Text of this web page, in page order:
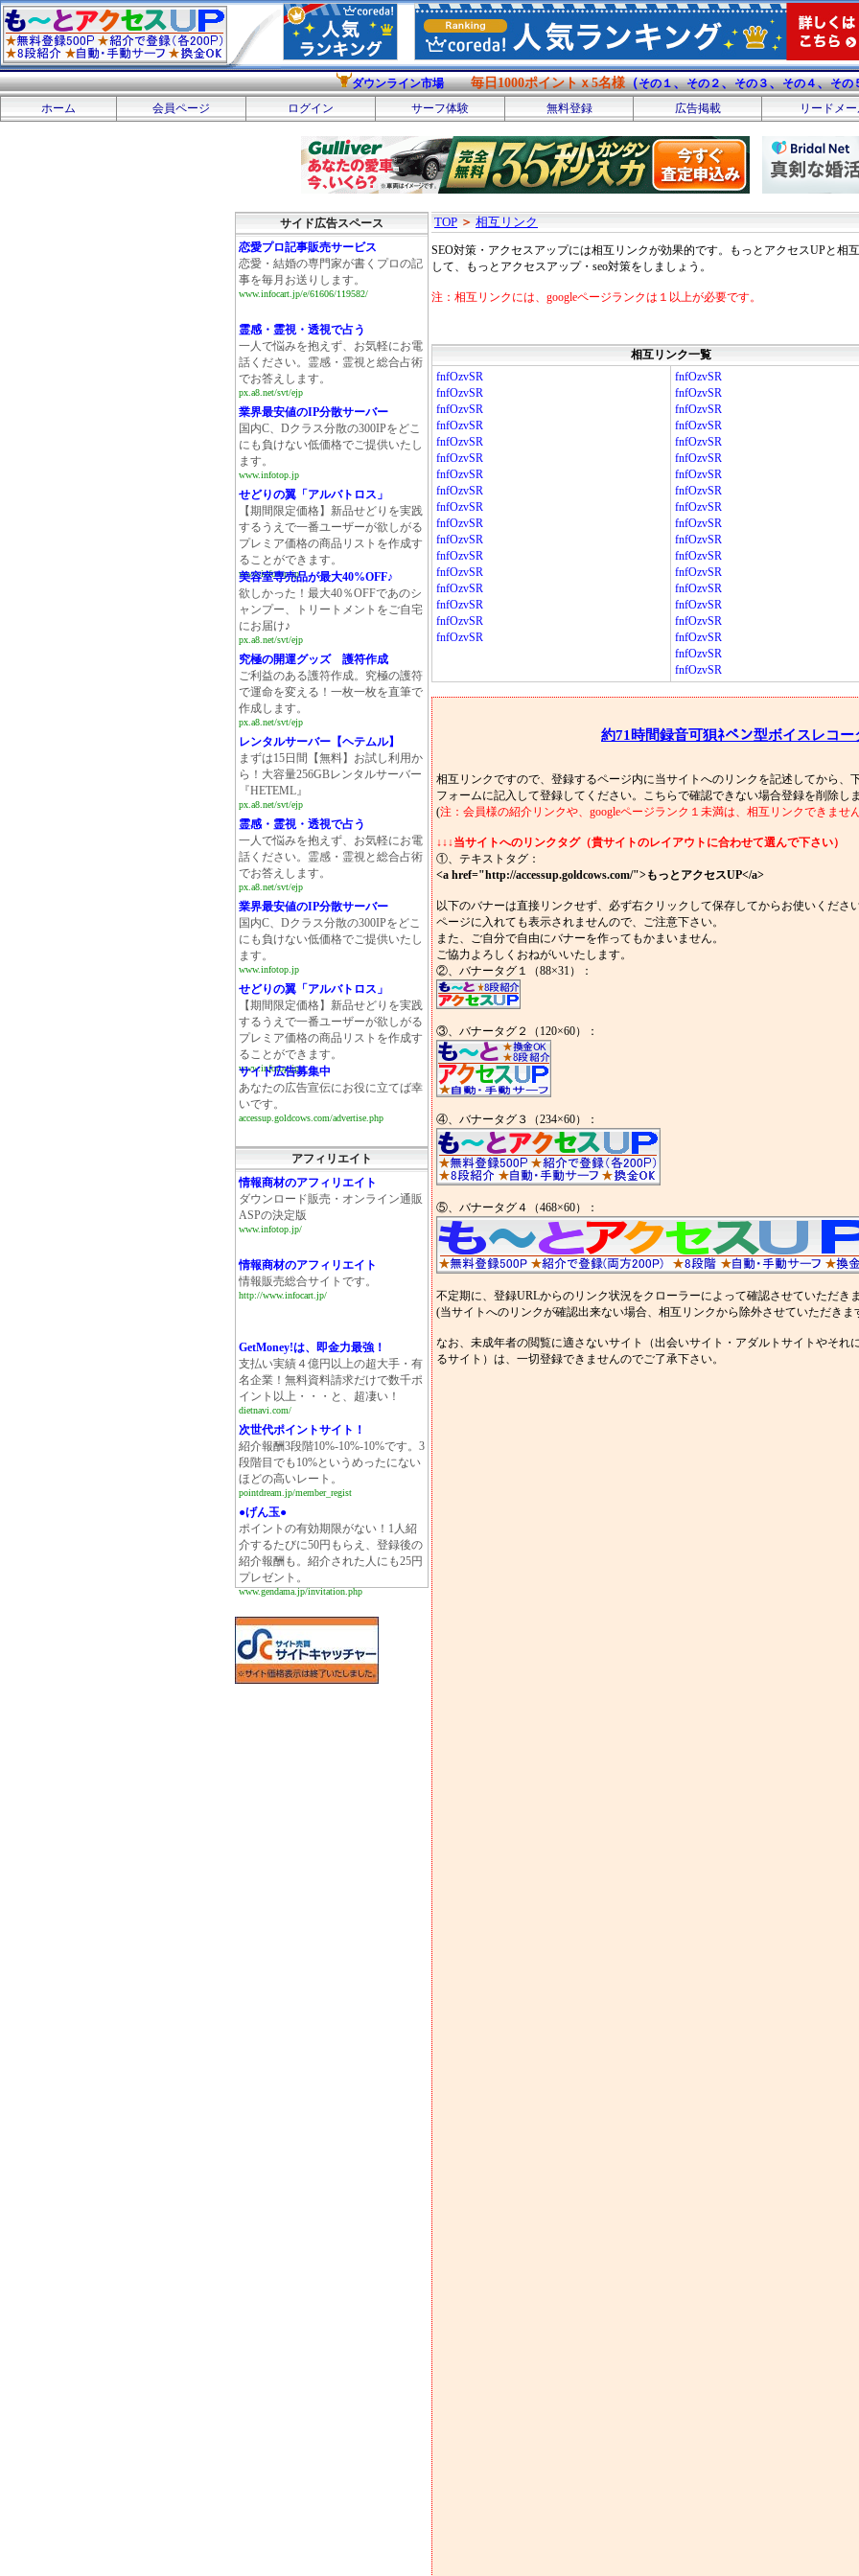
ダウンライン市場 毎日1000ポイントｘ5名様（その１、その２、その３、その４、その
ホーム
会員ページ ログイン サーフ体験 無料登録 広告掲載 リードメ
サイド広告スペース
恋愛プロ記事販売サービス
恋愛・結婚の専門家が書くプロの記
事を毎月お送りします。
www.infocart.jp/e/61606/119582/
霊感・霊視・透視で占う
一人で悩みを抱えず、お気軽にお電
話ください。霊感・霊視と総合占術
でお答えします。
px.a8.net/svt/ejp
業界最安値のIP分散サーバー
国内C、Dクラス分散の300IPをどこ
にも負けない低価格でご提供いたし
ます。
www.infotop.jp
せどりの翼「アルバトロス」
【期間限定価格】新品せどりを実践
するうえで一番ユーザーが欲しがる
プレミア価格の商品リストを作成す
ることができます。
www.infotop.jp
美容室専売品が最大40%OFF♪
欲しかった！最大40％OFFであのシ
ャンプー、トリートメントをご自宅
にお届け♪
px.a8.net/svt/ejp
究極の開運グッズ 護符作成
ご利益のある護符作成。究極の護符
で運命を変える！一枚一枚を直筆で
作成します。
px.a8.net/svt/ejp
レンタルサーバー【ヘテムル】
まずは15日間【無料】お試し利用か
ら！大容量256GBレンタルサーバー
『HETEML』
px.a8.net/svt/ejp
霊感・霊視・透視で占う
一人で悩みを抱えず、お気軽にお電
話ください。霊感・霊視と総合占術
でお答えします。
px.a8.net/svt/ejp
業界最安値のIP分散サーバー
国内C、Dクラス分散の300IPをどこ
にも負けない低価格でご提供いたし
ます。
www.infotop.jp
せどりの翼「アルバトロス」
【期間限定価格】新品せどりを実践
するうえで一番ユーザーが欲しがる
プレミア価格の商品リストを作成す
ることができます。
www.infotop.jp
サイド広告募集中
あなたの広告宣伝にお役に立てば幸
いです。
accessup.goldcows.com/advertise.php
アフィリエイト
情報商材のアフィリエイト
ダウンロード販売・オンライン通販
ASPの決定版
www.infotop.jp/
情報商材のアフィリエイト
情報販売総合サイトです。
http://www.infocart.jp/
GetMoney!は、即金力最強！
支払い実績４億円以上の超大手・有
名企業！無料資料請求だけで数千ポ
イント以上・・・と、超凄い！
dietnavi.com/
次世代ポイントサイト！
紹介報酬3段階10%-10%-10%です。3
段階目でも10%というめったにない
ほどの高いレート。
pointdream.jp/member_regist
●げん玉●
ポイントの有効期限がない！1人紹
介するたびに50円もらえ、登録後の
紹介報酬も。紹介された人にも25円
プレゼント。
www.gendama.jp/invitation.php
TOP ＞ 相互リンク
SEO対策・アクセスアップには相互リンクが効果的です。もっとアクセスUPと相
して、もっとアクセスアップ・seo対策をしましょう。
注：相互リンクには、googleページランクは１以上が必要です。
相互リンク一覧
fnfOzvSR
fnfOzvSR
fnfOzvSR
fnfOzvSR
fnfOzvSR
fnfOzvSR
fnfOzvSR
fnfOzvSR
fnfOzvSR
fnfOzvSR
fnfOzvSR
fnfOzvSR
fnfOzvSR
fnfOzvSR
fnfOzvSR
fnfOzvSR
fnfOzvSR
fnfOzvSR
fnfOzvSR
fnfOzvSR
fnfOzvSR
fnfOzvSR
fnfOzvSR
fnfOzvSR
fnfOzvSR
fnfOzvSR
fnfOzvSR
fnfOzvSR
fnfOzvSR
fnfOzvSR
fnfOzvSR
fnfOzvSR
fnfOzvSR
fnfOzvSR
fnfOzvSR
fnfOzvSR
約71時間録音可狽ﾈペン型ボイスレコー
相互リンクですので、登録するページ内に当サイトへのリンクを記述してから、
フォームに記入して登録してください。こちらで確認できない場合登録を削除し
(注：会員様の紹介リンクや、googleページランク１未満は、相互リンクできませ
↓↓↓当サイトへのリンクタグ（貴サイトのレイアウトに合わせて選んで下さい）
①、テキストタグ：
<a href="http://accessup.goldcows.com/">もっとアクセスUP</a>
以下のバナーは直接リンクせず、必ず右クリックして保存してからお使いくださ
ページに入れても表示されませんので、ご注意下さい。
また、ご自分で自由にバナーを作ってもかまいません。
ご協力よろしくおねがいいたします。
②、バナータグ１（88×31）：
③、バナータグ２（120×60）：
④、バナータグ３（234×60）：
⑤、バナータグ４（468×60）：
不定期に、登録URLからのリンク状況をクローラーによって確認させていただき
(当サイトへのリンクが確認出来ない場合、相互リンクから除外させていただきま
なお、未成年者の閲覧に適さないサイト（出会いサイト・アダルトサイトやそれ
るサイト）は、一切登録できませんのでご了承下さい。